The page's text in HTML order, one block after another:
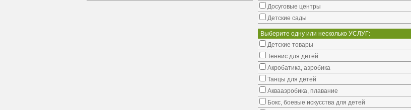
Досуговые центры
Детские сады
Выберите одну или несколько УСЛУГ:
Детские товары
Теннис для детей
Акробатика, аэробика
Танцы для детей
Аквааэробика, плавание
Бокс, боевые искусства для детей